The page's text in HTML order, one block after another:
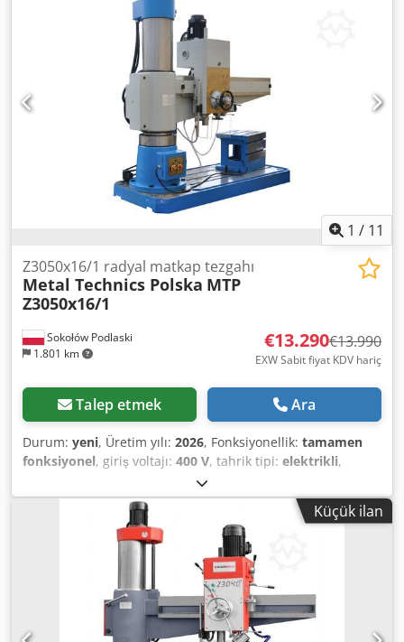
1 / 11
Sokołów Podlaski
1.801 km
Z3050x16/1 radyal matkap tezgahı
Metal Technics Polska MTP
Z3050x16/1
€13.290€13.990
EXW Sabit fiyat KDV hariç
Talep etmek Ara
Durum: yeni, Üretim yılı: 2026, Fonksiyonellik: tamamen
fonksiyonel, giriş voltajı: 400 V, tahrik tipi: elektrikli,
1.700 dev/dak
dev/dak, toplam genişlik:1.070 mm, toplam uzunluk:
, toplam yükseklik:
, masa genişliği:
, masa uzunluğu: 800 mm, toplam ağırlık:
dokümantasyon / kılavuz
indirim! Endüstriyel Radyal Sondaj Makinesi Endüstriyel
radyal sondaj makinesi, üretim tesislerinde, metal
atölyelerinde ve bakım bölümlerinde hassas delme
işlemlerini gerçekleştirmek için kullanılan sağlam ve
Küçük ilan